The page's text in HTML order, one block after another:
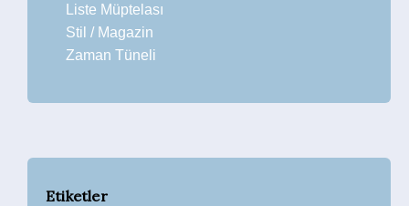
Liste Müptelası
Stil / Magazin
Zaman Tüneli
Etiketler